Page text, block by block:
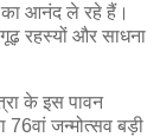
का आनंद ले रहे हैं।
रहस्यों और साधना
के इस पावन
जन्मोत्सव बड़ी